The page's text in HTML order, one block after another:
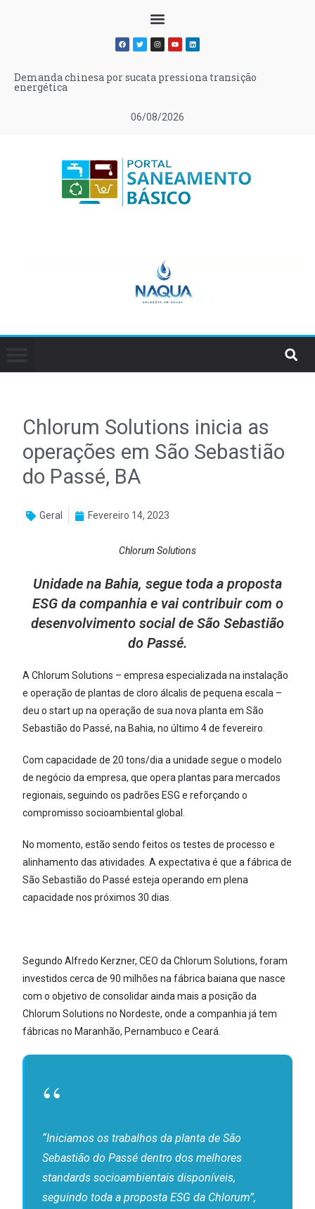
06/08/2026
Demanda chinesa por sucata pressiona transição
energética
Chlorum Solutions inicia as
operações em São Sebastião
do Passé, BA
Geral Fevereiro 14, 2023
Chlorum Solutions
Unidade na Bahia, segue toda a proposta
ESG da companhia e vai contribuir com o
desenvolvimento social de São Sebastião
do Passé.
A Chlorum Solutions – empresa especializada na instalação
e operação de plantas de cloro álcalis de pequena escala –
deu o start up na operação de sua nova planta em São
Sebastião do Passé, na Bahia, no último 4 de fevereiro.
Com capacidade de 20 tons/dia a unidade segue o modelo
de negócio da empresa, que opera plantas para mercados
regionais, seguindo os padrões ESG e reforçando o
compromisso socioambiental global.
No momento, estão sendo feitos os testes de processo e
alinhamento das atividades. A expectativa é que a fábrica de
São Sebastião do Passé esteja operando em plena
capacidade nos próximos 30 dias.
Segundo Alfredo Kerzner, CEO da Chlorum Solutions, foram
investidos cerca de 90 milhões na fábrica baiana que nasce
com o objetivo de consolidar ainda mais a posição da
Chlorum Solutions no Nordeste, onde a companhia já tem
fábricas no Maranhão, Pernambuco e Ceará.
“Iniciamos os trabalhos da planta de São
Sebastião do Passé dentro dos melhores
standards socioambientais disponíveis,
seguindo toda a proposta ESG da Chlorum”,